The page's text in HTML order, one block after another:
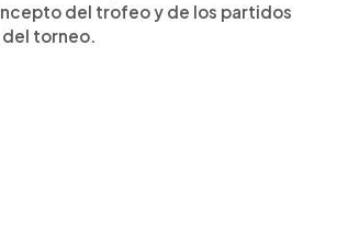
del trofeo y de los partidos
torneo.